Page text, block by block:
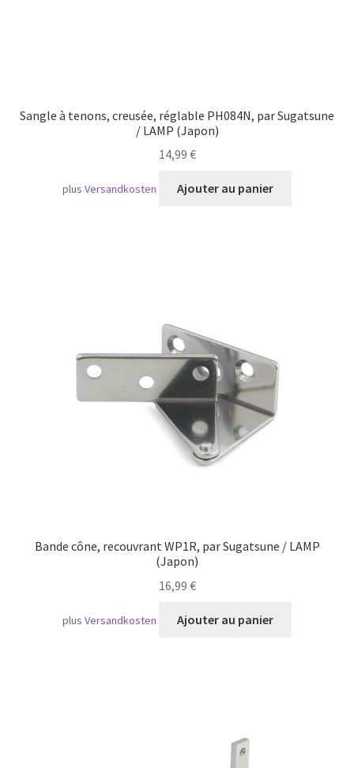
Sangle à tenons, creusée, réglable PH084N, par Sugatsune
/ LAMP (Japon)
14,99 €
plusVersandkosten Ajouter au panier
Bande cône, recouvrant WP1R, par Sugatsune / LAMP
(Japon)
16,99 €
plusVersandkosten Ajouter au panier